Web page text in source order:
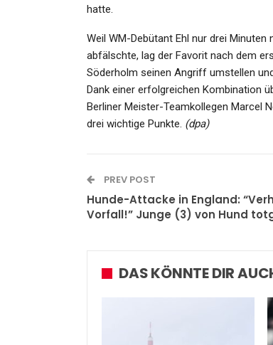
hatte.
Weil WM-Debütant Ehl nur drei
abfälschte, lag der Favorit nach dem
Söderholm seinen Angriff umstellen
Dank einer erfolgreichen Kombination
Berliner Meister-Teamkollegen Marcel
drei wichtige Punkte. (dpa)
PREV POST
Hunde-Attacke in England:
Vorfall!” Junge (3) von Hund
DAS KÖNNTE DIR